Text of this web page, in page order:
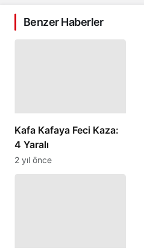
Benzer Haberler
Kafa Kafaya Feci Kaza:
4 Yaralı
2 yıl önce